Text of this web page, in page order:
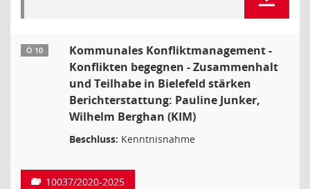
Ö 10
Kommunales Konfliktmanagement -
Konflikten begegnen - Zusammenhalt
und Teilhabe in Bielefeld stärken
Berichterstattung: Pauline Junker,
Wilhelm Berghan (KIM)
Beschluss: Kenntnisnahme
10037/2020-2025